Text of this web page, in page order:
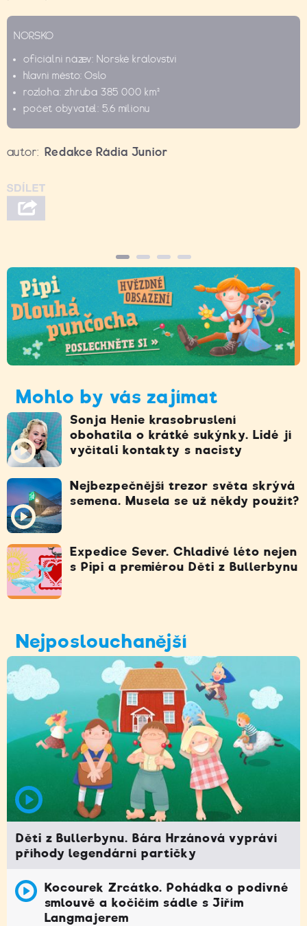
NORSKO
oficiální název: Norské království
hlavní město: Oslo
rozloha: zhruba 385 000 km²
počet obyvatel: 5,6 milionu
autor: Redakce Rádia Junior
Mohlo by vás zajímat
Sonja Henie krasobruslení
obohatila o krátké sukýnky. Lidé jí
vyčítali kontakty s nacisty
Nejbezpečnější trezor světa skrývá
semena. Musela se už někdy použít?
Expedice Sever. Chladivé léto nejen
s Pipi a premiérou Děti z Bullerbynu
Nejposlouchanější
Děti z Bullerbynu. Bára Hrzánová vypráví
příhody legendární partičky
Kocourek Zrcátko. Pohádka o podivné
smlouvě a kočičím sádle s Jiřím
Langmajerem